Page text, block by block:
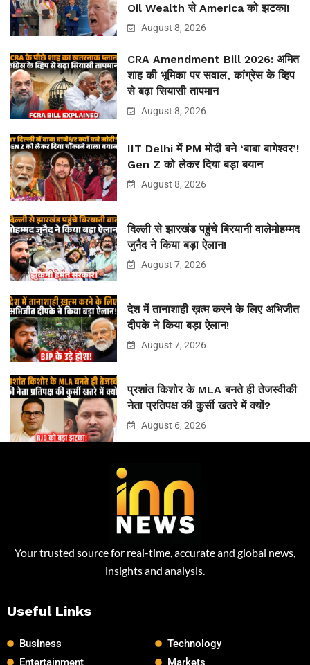
Oil Wealth से America को झटका!
August 8, 2026
CRA Amendment Bill 2026: अमित
शाह की भूमिका पर सवाल, कांग्रेस के व्हिप
से बढ़ा सियासी तापमान
August 8, 2026
IIT Delhi में PM मोदी बने ‘बाबा बागेश्वर’!
Gen Z को लेकर दिया बड़ा बयान
August 8, 2026
दिल्ली से झारखंड पहुंचे बिरयानी वालेमोहम्मद
जुनैद ने किया बड़ा ऐलान!
August 7, 2026
देश में तानाशाही ख़त्म करने के लिए अभिजीत
दीपके ने किया बड़ा ऐलान!
August 7, 2026
प्रशांत किशोर के MLA बनते ही तेजस्वीकी
नेता प्रतिपक्ष की कुर्सी खतरे में क्यों?
August 6, 2026
Your trusted source for real-time, accurate and global news,
insights and analysis.
Useful Links
Business
Entertainment
Technology
Markets